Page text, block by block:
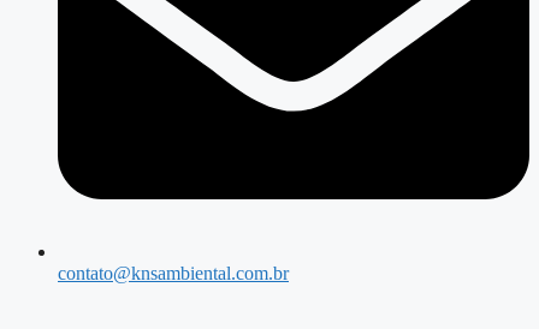
contato@knsambiental.com.br